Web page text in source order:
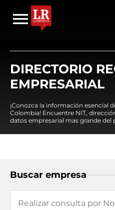
DIRECTORIO
EMPRESARIAL
¡Conozca la información esencial
Colombia! Encuentre NIT,
datos empresarial mas grande del
Buscar empresa